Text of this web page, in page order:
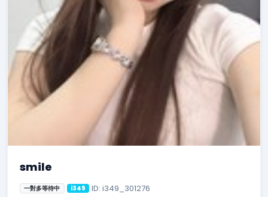
smile
一對多等待中 i349 ID: i349_301276